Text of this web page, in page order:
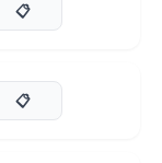
📋
📋